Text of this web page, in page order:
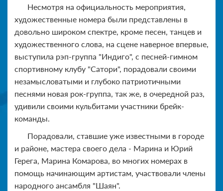
Несмотря на официальность мероприятия,
художественные номера были представлены в
довольно широком спектре, кроме песен, танцев и
художественного слова, на сцене наверное впервые,
выступила рэп-группа "Индиго", с песней-гимном
спортивному клубу "Сатори", порадовали своими
незамысловатыми и глубоко патриотичными
песнями новая рок-группа, так же, в очередной раз,
удивили своими кульбитами участники брейк-
команды.
Порадовали, ставшие уже известными в городе
и районе, мастера своего дела - Марина и Юрий
Герега, Марина Комарова, во многих номерах в
помощь начинающим артистам, участвовали члены
народного ансамбля "Шаян".